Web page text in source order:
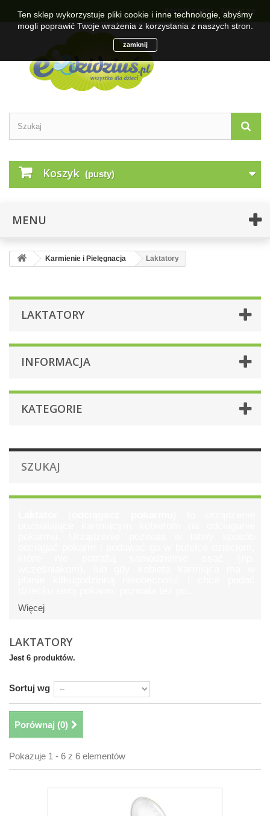
Zaloguj się
Kontakt z nami
Koszyk (pusty)
MENU
Karmienie i Pielęgnacja Laktatory
LAKTATORY
INFORMACJA
KATEGORIE
SZUKAJ
Więcej
LAKTATORY
Jest 6 produktów.
Sortuj wg
Porównaj (0)
Pokazuje 1 - 6 z 6 elementów
Ten sklep wykorzystuje pliki cookie i inne technologie, abyśmy
mogli poprawić Twoje wrażenia z korzystania z naszych stron.
zamknij